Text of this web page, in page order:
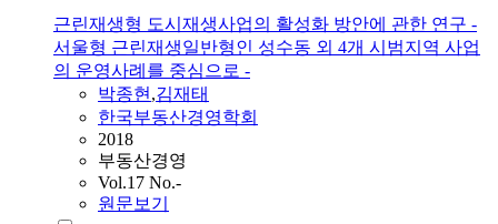
근린재생형 도시재생사업의 활성화 방안에 관한 연구 -
서울형 근린재생일반형인 성수동 외 4개 시범지역 사업
의 운영사례를 중심으로 -
박종현,김재태
한국부동산경영학회
2018
부동산경영
Vol.17 No.-
원문보기